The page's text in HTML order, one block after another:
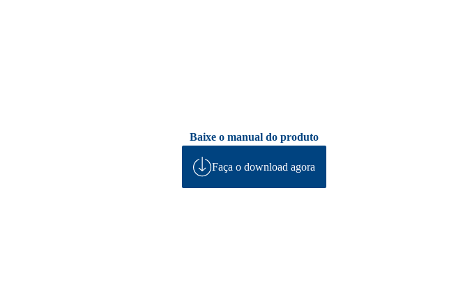
Baixe o manual do produto
Faça o download agora